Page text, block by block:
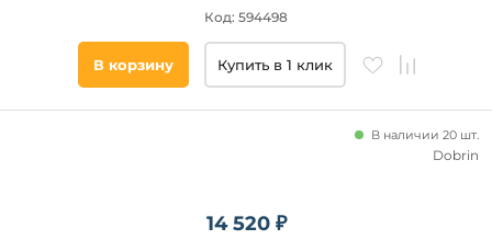
Код: 594498
В корзину Купить в 1 клик
14 520 ₽
В наличии 20 шт.
Dobrin